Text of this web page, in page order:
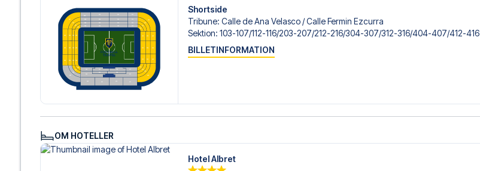
Vi tilbyder et bredt udvalg af håndplukkede hoteller i Navarra, der passer til enhver smag og ethvert budget. Fra
luksuriøse 5-stjernede hoteller til charmerende boutiquehoteller og prisvenlige alternativer – vi har noget for
enhver rejsende. Vi tager højde for beliggenhed, komfort og pris. Det eneste du skal gøre er at vælge det hotel der
passer dig bedst. Hvis du foretrækker et specifikt hotel, som vi ikke tilbyder, så kontakt os, og vi vil se, hvad vi kan
gøre.
Vi tilbyder fodboldpakker til Osasuna både med og uden fly, så du selv kan vælge at stå for flyplanlægningen, hvis
du ønsker dette.
Sikker booking og personlig service
Din sikkerhed og oplevelse er vores højeste prioritet. Vi sørger for en problemfri bestillingsproces i forbindelse med
Shortside
Tribune: Calle de Ana Velasco /​ Calle Fermin Ezcurra
Sektion: 103-107/​112-116/​203-207/​212-216/​304-307/​312-316/​404-407/​412-416
BILLETINFORMATION
OM HOTELLER
Hotel Albret